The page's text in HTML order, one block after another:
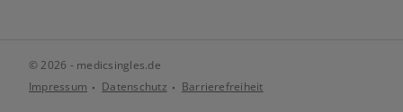
© 2026 - medicsingles.de
Impressum
Datenschutz Barrierefreiheit